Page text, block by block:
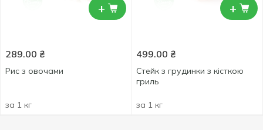
+
289.00 ₴
Рис з овочами
за 1 кг
+
499.00 ₴
Стейк з грудинки з кісткою
гриль
за 1 кг